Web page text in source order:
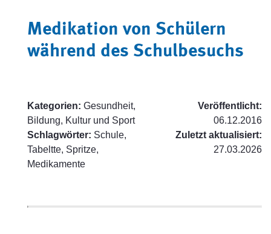
Medikation von Schülern
während des Schulbesuchs
Kategorien: Gesundheit,
Bildung, Kultur und Sport
Schlagwörter: Schule,
Tabeltte, Spritze,
Medikamente
Veröffentlicht:
06.12.2016
Zuletzt aktualisiert:
27.03.2026